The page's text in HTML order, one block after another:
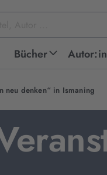
Bücher
neu denken“ in Ismaning